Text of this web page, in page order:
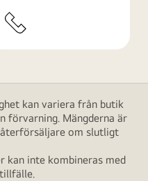
kan variera från butik
förvarning. Mängderna är
återförsäljare om slutligt
kan inte kombineras med